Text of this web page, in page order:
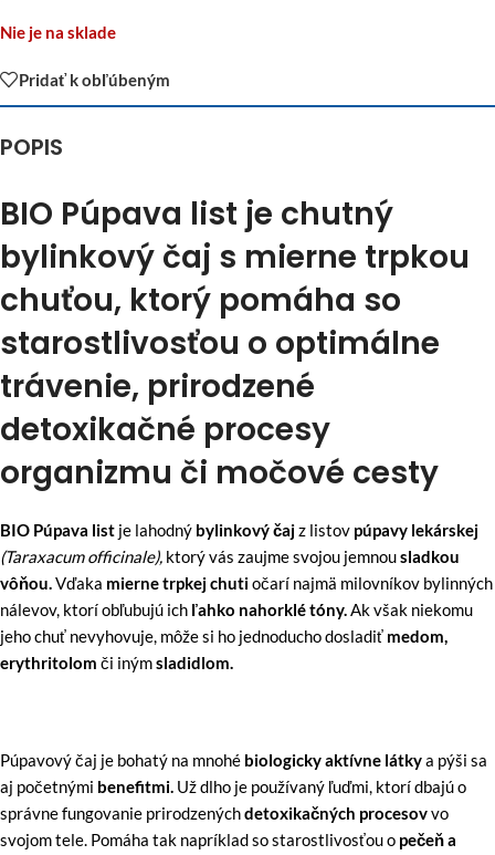
Nie je na sklade
Pridať k obľúbeným
POPIS
BIO Púpava list je chutný
bylinkový čaj s mierne trpkou
chuťou, ktorý pomáha so
starostlivosťou o optimálne
trávenie, prirodzené
detoxikačné procesy
organizmu či močové cesty
BIO Púpava list je lahodný bylinkový čajz listov púpavy lekárskej
(Taraxacum officinale), ktorý vás zaujme svojou jemnousladkou
vôňou.Vďaka mierne trpkej chutiočarí najmä milovníkov bylinných
nálevov, ktorí obľubujú ich ľahko nahorklé tóny.Ak však niekomu
jeho chuť nevyhovuje, môže si ho jednoducho dosladiť medom,
erythritolom či inýmsladidlom.
Púpavový čaj je bohatý na mnohé biologicky aktívne látkya pýši sa
aj početnými benefitmi. Už dlho je používaný ľuďmi, ktorí dbajú o
správne fungovanie prirodzenýchdetoxikačných procesovvo
svojom tele. Pomáha tak napríklad so starostlivosťou o pečeň a